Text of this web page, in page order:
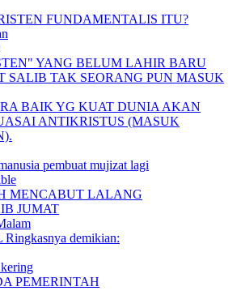
FUNDAMENTALIS ITU?
YANG BELUM LAHIR BARU
SALIB TAK SEORANG PUN MASUK
BAIK YG KUAT DUNIA AKAN
ANTIKRISTUS (MASUK
pembuat mujizat lagi
MENCABUT LALANG
JUMAT
demikian:
PEMERINTAH